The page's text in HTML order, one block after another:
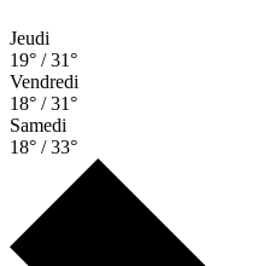
Jeudi
19° / 31°
Vendredi
18° / 31°
Samedi
18° / 33°